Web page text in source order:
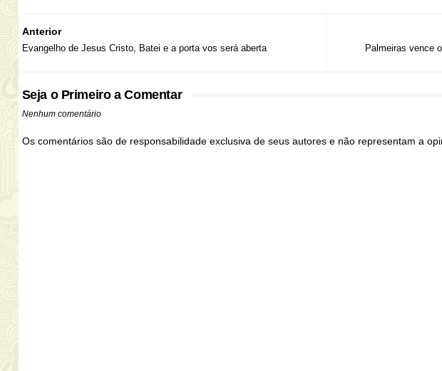
Palmeiras vence
Anterior
Evangelho de Jesus Cristo, Batei e a porta vos será aberta
Seja o Primeiro a Comentar
Nenhum comentário
Os comentários são de responsabilidade exclusiva de seus autores e não representam a